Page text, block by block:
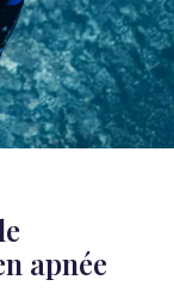
apnée